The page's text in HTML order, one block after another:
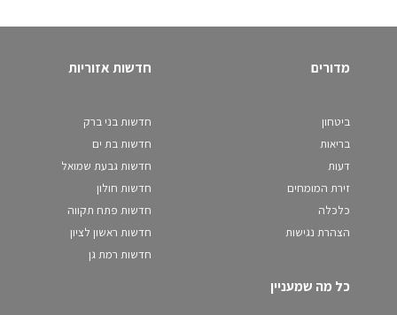
מדורים
ביטחון
בריאות
דעות
זירת המומחים
כלכלה
הצהרת נגישות
חדשות אזוריות
חדשות בני ברק
חדשות בת ים
חדשות גבעת שמואל
חדשות חולון
חדשות פתח תקווה
חדשות ראשון לציון
חדשות רמת גן
כל מה שמעניין